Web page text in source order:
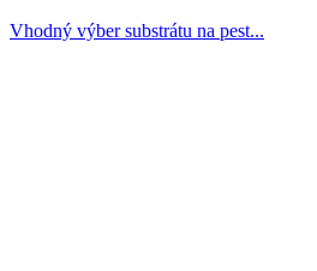
Vhodný výber substrátu na pest...